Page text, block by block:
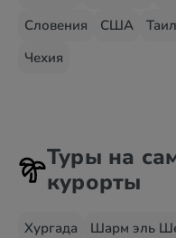
Словения
США
Чехия
Туры на
курорты
Хургада Шарм эль